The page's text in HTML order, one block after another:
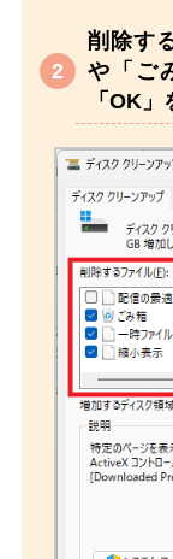
削除す
や「ご
「OK